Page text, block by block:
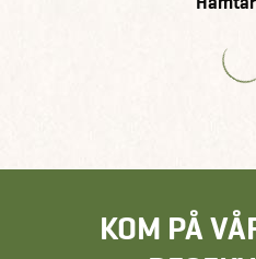
KOM PÅ